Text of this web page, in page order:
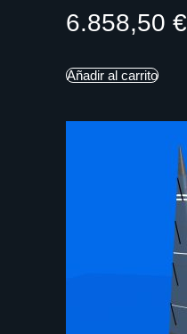
6.858,50 €
Añadir al carrito